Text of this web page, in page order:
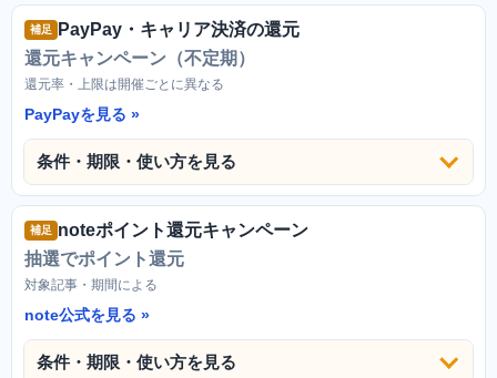
補足
PayPay・キャリア決済の還元
還元キャンペーン（不定期）
還元率・上限は開催ごとに異なる
PayPayを見る
条件・期限・使い方を見る
補足 noteポイント還元キャンペーン
抽選でポイント還元
対象記事・期間による
note公式を見る
条件・期限・使い方を見る